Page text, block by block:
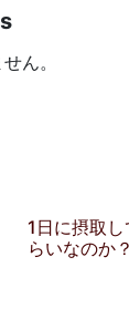
ん。
1日に摂取
らいなのか